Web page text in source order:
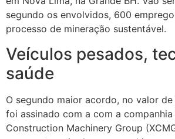
segundo os envolvidos, 600
processo de mineração sustentável.
Veículos pesados,
saúde
O segundo maior acordo, no valor de
foi assinado com a com a companhia
Construction Machinery Group